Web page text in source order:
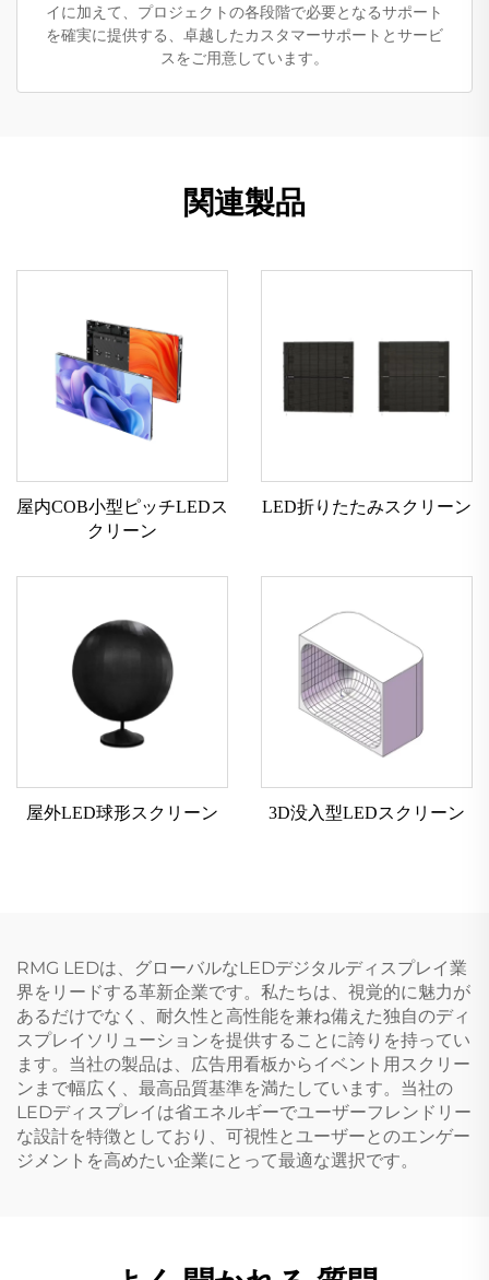
イに加えて、プロジェクトの各段階で必要となるサポート
を確実に提供する、卓越したカスタマーサポートとサービ
スをご用意しています。
関連製品
屋内COB小型ピッチLEDス
クリーン
LED折りたたみスクリーン
屋外LED球形スクリーン 3D没入型LEDスクリーン
RMG LEDは、グローバルなLEDデジタルディスプレイ業
界をリードする革新企業です。私たちは、視覚的に魅力が
あるだけでなく、耐久性と高性能を兼ね備えた独自のディ
スプレイソリューションを提供することに誇りを持ってい
ます。当社の製品は、広告用看板からイベント用スクリー
ンまで幅広く、最高品質基準を満たしています。当社の
LEDディスプレイは省エネルギーでユーザーフレンドリー
な設計を特徴としており、可視性とユーザーとのエンゲー
ジメントを高めたい企業にとって最適な選択です。